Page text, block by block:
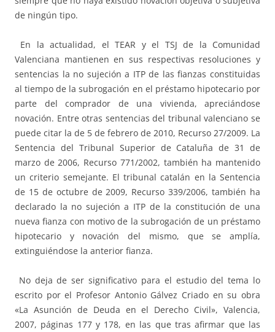
de ningún tipo.
En la actualidad, el TEAR y el TSJ de la Comunidad
Valenciana mantienen en sus respectivas resoluciones y
sentencias la no sujeción a ITP de las fianzas constituidas
al tiempo de la subrogación en el préstamo hipotecario por
parte del comprador de una vivienda, apreciándose
novación. Entre otras sentencias del tribunal valenciano se
puede citar la de 5 de febrero de 2010, Recurso 27/2009. La
Sentencia del Tribunal Superior de Cataluña de 31 de
marzo de 2006, Recurso 771/2002, también ha mantenido
un criterio semejante. El tribunal catalán en la Sentencia
de 15 de octubre de 2009, Recurso 339/2006, también ha
declarado la no sujeción a ITP de la constitución de una
nueva fianza con motivo de la subrogación de un préstamo
hipotecario y novación del mismo, que se amplía,
extinguiéndose la anterior fianza.
No deja de ser significativo para el estudio del tema lo
escrito por el Profesor Antonio Gálvez Criado en su obra
«La Asunción de Deuda en el Derecho Civil», Valencia,
2007, páginas 177 y 178, en las que tras afirmar que las